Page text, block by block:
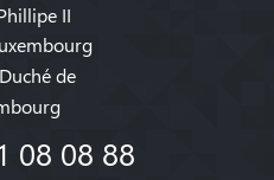
II
de
08 08 88